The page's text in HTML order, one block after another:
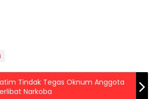
Tindak Tegas Oknum Anggota
Narkoba